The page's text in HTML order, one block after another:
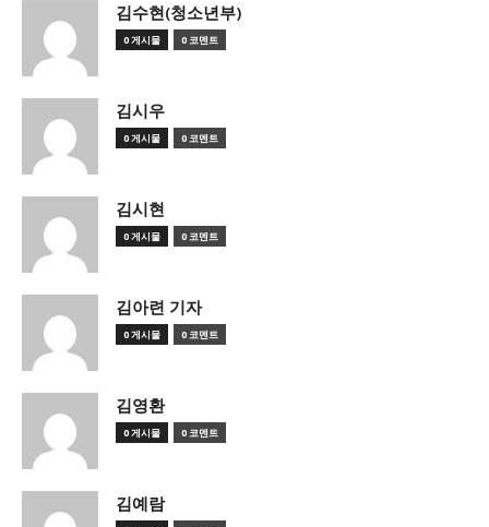
김수현(청소년부)
0 게시물 0 코멘트
김시우
0 게시물 0 코멘트
김시현
0 게시물 0 코멘트
김아련 기자
0 게시물 0 코멘트
김영환
0 게시물 0 코멘트
김예람